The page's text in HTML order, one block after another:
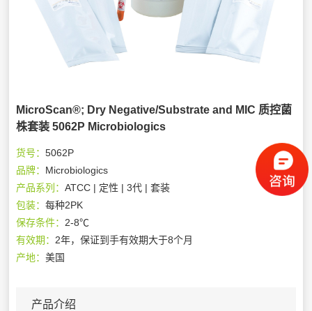
MicroScan®; Dry Negative/Substrate and MIC 质控菌
株套装 5062P Microbiologics
货号：5062P
品牌： Microbiologics
产品系列：ATCC | 定性 | 3代 | 套装
包装：每种2PK
保存条件： 2-8℃
有效期： 2年，保证到手有效期大于8个月
产地：美国
产品介绍